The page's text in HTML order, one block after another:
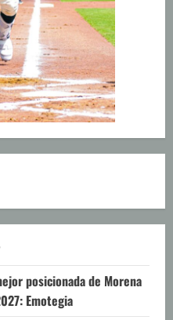
posicionada de Morena
Emotegia